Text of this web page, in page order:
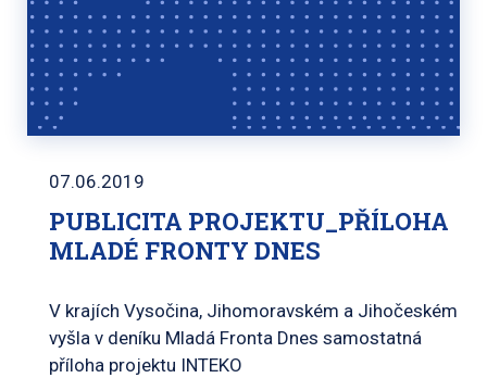
07.06.2019
PUBLICITA PROJEKTU_PŘÍLOHA
MLADÉ FRONTY DNES
V krajích Vysočina, Jihomoravském a Jihočeském
vyšla v deníku Mladá Fronta Dnes samostatná
příloha projektu INTEKO